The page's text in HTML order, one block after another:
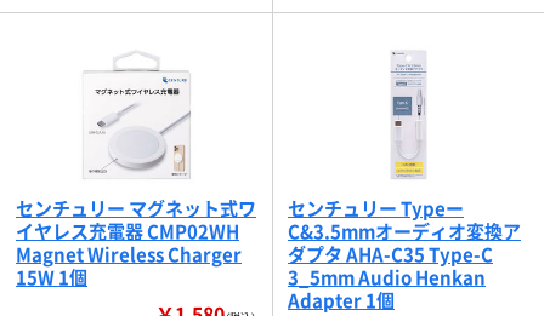
センチュリー マグネット式ワ
イヤレス充電器 CMP02WH
Magnet Wireless Charger
15W 1個
センチュリー Typeー
C&3.5mmオーディオ変換ア
ダプタ AHA-C35 Type-C
3_5mm Audio Henkan
Adapter 1個